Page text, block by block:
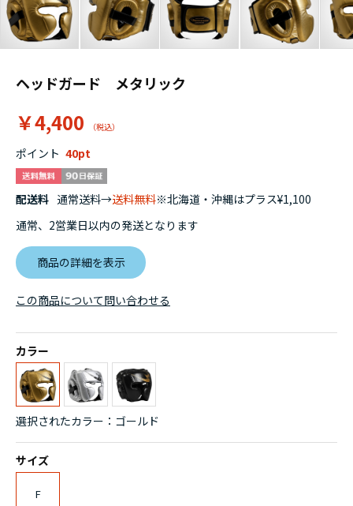
ヘッドガード メタリック
￥4,400
ポイント 40
配送料 通常送料→送料無料※北海道・沖縄はプラス¥1,100
通常、2営業日以内の発送となります
商品の詳細を表示
カラー
選択されたカラー：ゴールド
サイズ
F
この商品について問い合わせる